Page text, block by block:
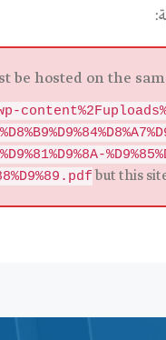
be hosted on the
but this